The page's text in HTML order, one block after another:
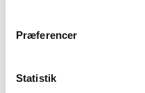
Præferencer
Statistik